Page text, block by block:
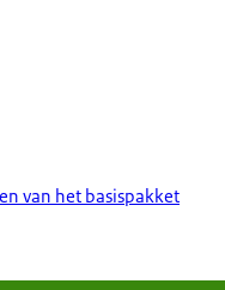
van het basispakket